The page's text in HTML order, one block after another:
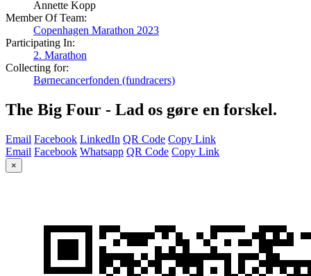
Annette Kopp
Member Of Team:
Copenhagen Marathon 2023
Participating In:
2. Marathon
Collecting for:
Børnecancerfonden (fundracers)
The Big Four - Lad os gøre en forskel.
Email Facebook LinkedIn QR Code Copy Link
Email Facebook Whatsapp QR Code Copy Link
×